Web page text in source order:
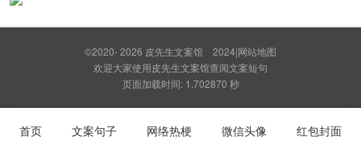
©2020- 2026 皮先生文案馆 2024|网站地图
欢迎大家使用皮先生文案馆查阅文案短句
页面加载时间: 1.702870 秒
首页 文案句子 网络热梗 微信头像 红包封面